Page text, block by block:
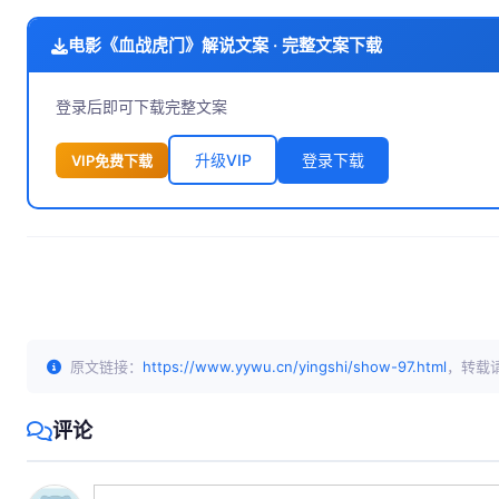
电影《血战虎门》解说文案 · 完整文案下载
登录后即可下载完整文案
VIP免费下载 升级VIP 登录下载
原文链接： https://www.yywu.cn/yingshi/show-97.html，转载
评论